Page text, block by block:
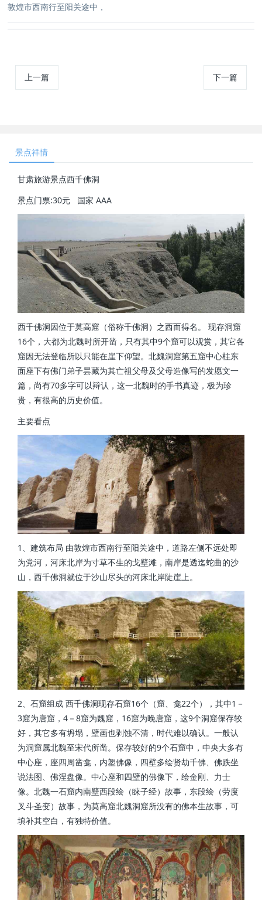
敦煌市西南行至阳关途中，
上一篇 下一篇
景点祥情
甘肃旅游景点西千佛洞
景点门票:30元 国家 AAA
西千佛洞因位于莫高窟（俗称千佛洞）之西而得名。 现存洞窟
16个，大都为北魏时所开凿，只有其中9个窟可以观赏，其它各
窟因无法登临所以只能在崖下仰望。北魏洞窟第五窟中心柱东
面座下有佛门弟子昙藏为其亡祖父母及父母造像写的发愿文一
篇，尚有70多字可以辩认，这一北魏时的手书真迹，极为珍
贵，有很高的历史价值。
主要看点
1、建筑布局 由敦煌市西南行至阳关途中，道路左侧不远处即
为党河，河床北岸为寸草不生的戈壁滩，南岸是透迄蛇曲的沙
山，西千佛洞就位于沙山尽头的河床北岸陡崖上。
2、石窟组成 西千佛洞现存石窟16个（窟、龛22个），其中1－
3窟为唐窟，4－8窟为魏窟，16窟为晚唐窟，这9个洞窟保存较
好，其它多有坍塌，壁画也剥蚀不清，时代难以确认。一般认
为洞窟属北魏至宋代所凿。保存较好的9个石窟中，中央大多有
中心座，座四周凿龛，内塑佛像，四壁多绘贤劫千佛、佛跌坐
说法图、佛涅盘像。中心座和四壁的佛像下，绘金刚、力士
像。北魏一石窟内南壁西段绘（睐子经）故事，东段绘（劳度
叉斗圣变）故事，为莫高窟北魏洞窟所没有的佛本生故事，可
填补其空白，有独特价值。